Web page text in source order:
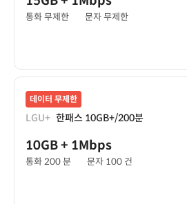
통화 무제한 문자 무제한
데이터 무제한
LGU+ 한패스 10GB+/200분
10GB+ 1Mbps
통화 200 분 문자 100 건